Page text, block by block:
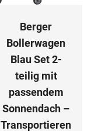
Berger
Bollerwagen
Blau Set 2-
teilig mit
passendem
Sonnendach –
Transportieren